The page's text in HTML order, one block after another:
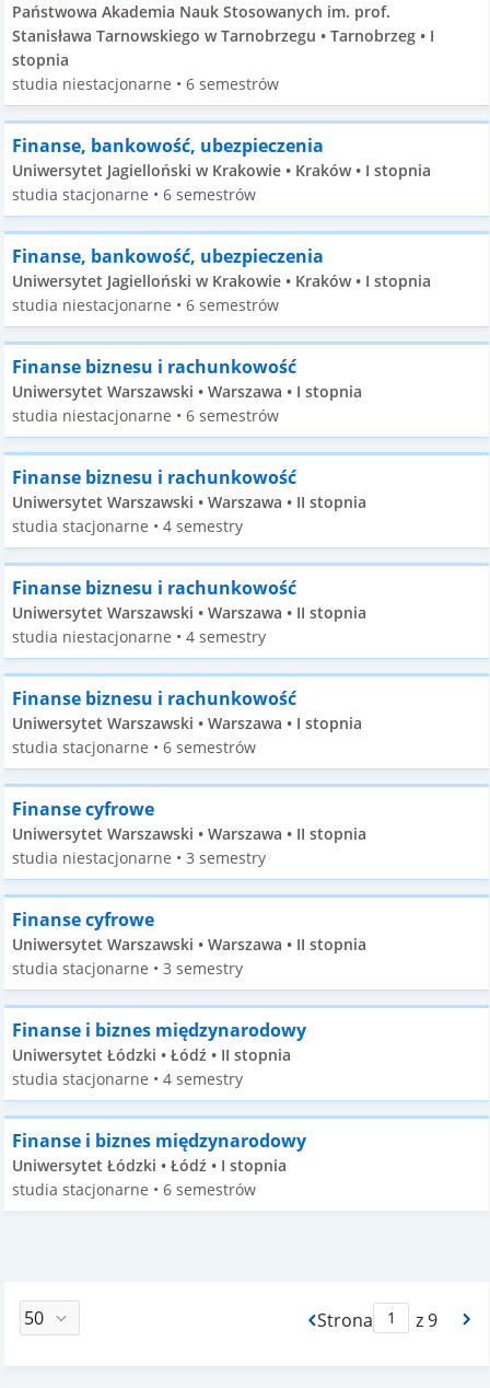
Państwowa Akademia Nauk Stosowanych im. prof.
Stanisława Tarnowskiego w Tarnobrzegu • Tarnobrzeg • I
stopnia
studia niestacjonarne • 6 semestrów
Finanse, bankowość, ubezpieczenia
Uniwersytet Jagielloński w Krakowie • Kraków • I stopnia
studia stacjonarne • 6 semestrów
Finanse, bankowość, ubezpieczenia
Uniwersytet Jagielloński w Krakowie • Kraków • I stopnia
studia niestacjonarne • 6 semestrów
Finanse biznesu i rachunkowość
Uniwersytet Warszawski • Warszawa • I stopnia
studia niestacjonarne • 6 semestrów
Finanse biznesu i rachunkowość
Uniwersytet Warszawski • Warszawa • II stopnia
studia stacjonarne • 4 semestry
Finanse biznesu i rachunkowość
Uniwersytet Warszawski • Warszawa • II stopnia
studia niestacjonarne • 4 semestry
Finanse biznesu i rachunkowość
Uniwersytet Warszawski • Warszawa • I stopnia
studia stacjonarne • 6 semestrów
Finanse cyfrowe
Uniwersytet Warszawski • Warszawa • II stopnia
studia niestacjonarne • 3 semestry
Finanse cyfrowe
Uniwersytet Warszawski • Warszawa • II stopnia
studia stacjonarne • 3 semestry
Finanse i biznes międzynarodowy
Uniwersytet Łódzki • Łódź • II stopnia
studia stacjonarne • 4 semestry
Finanse i biznes międzynarodowy
Uniwersytet Łódzki • Łódź • I stopnia
studia stacjonarne • 6 semestrów
Strona
Max Stronaz 9